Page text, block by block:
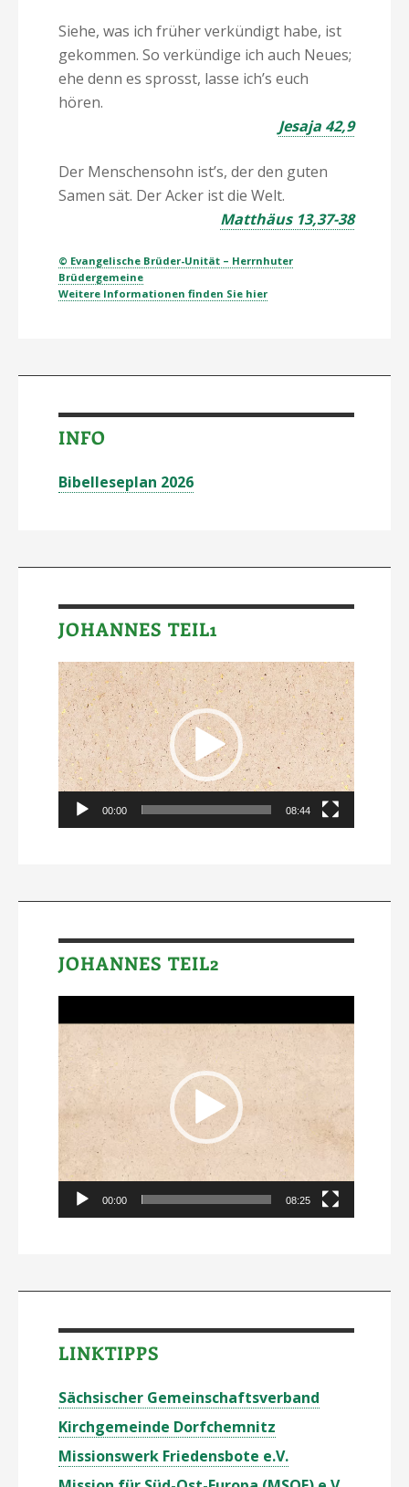
Siehe, was ich früher verkündigt habe, ist
gekommen. So verkündige ich auch Neues;
ehe denn es sprosst, lasse ich’s euch
hören.
Jesaja 42,9
Der Menschensohn ist’s, der den guten
Samen sät. Der Acker ist die Welt.
Matthäus 13,37-38
© Evangelische Brüder-Unität – Herrnhuter
Brüdergemeine
Weitere Informationen finden Sie hier
INFO
Bibelleseplan 2026
JOHANNES TEIL1
Video-
Player
00:00 08:44
JOHANNES TEIL2
Player
00:00 08:25
LINKTIPPS
Sächsischer Gemeinschaftsverband
Kirchgemeinde Dorfchemnitz
Missionswerk Friedensbote e.V.